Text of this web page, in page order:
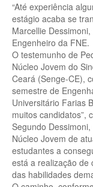
“Até experiência
estágio acaba se
Marcellie
Engenheiro da FNE.
O testemunho de
Núcleo Jovem do
Ceará (Senge-CE),
semestre de
Universitário Farias
muitos candidatos”,
Segundo
Núcleo Jovem de
estudantes a
está a realização de
das habilidades